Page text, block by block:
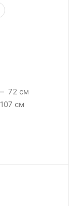
72 см
107 см